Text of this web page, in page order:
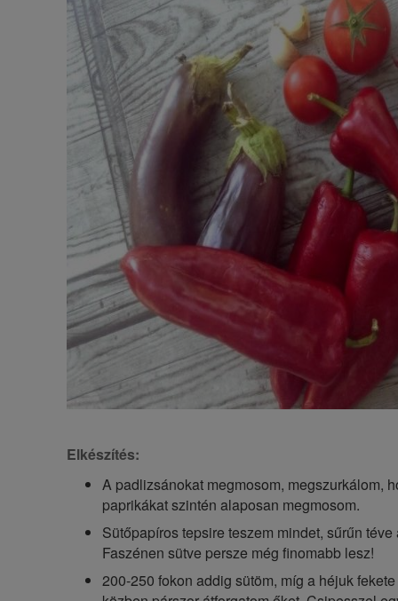
Elkészítés:
A padlizsánokat megmosom, megszurkálom,
paprikákat szintén alaposan megmosom.
Sütőpapíros tepsire teszem mindet, sűrűn
Faszénen sütve persze még finomabb lesz!
200-250 fokon addig sütöm, míg a héjuk